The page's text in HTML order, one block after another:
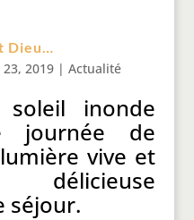
Dieu…
2019| Actualité
inonde
journée de
vive et
délicieuse
séjour.